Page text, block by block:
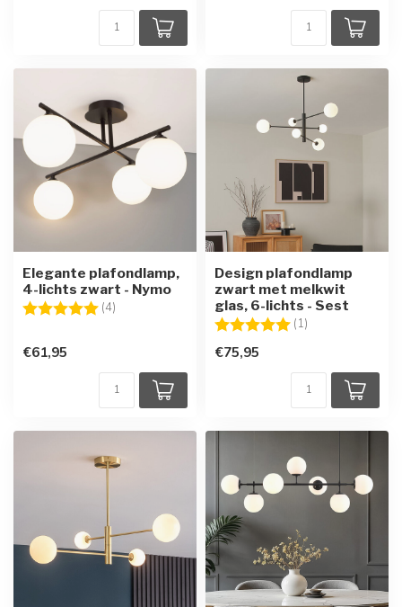
Elegante plafondlamp,
4-lichts zwart - Nymo
Beoordeling: (4)
€61,95
Design plafondlamp
zwart met melkwit
glas, 6-lichts - Sest
Beoordeling: (1)
€75,95